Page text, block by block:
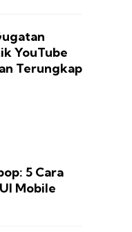
YouTube
Terungkap
5 Cara
Mobile